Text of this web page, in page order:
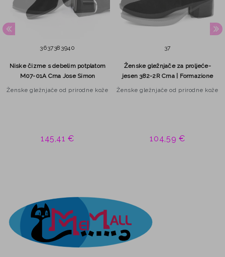
363738 3940
Niske čizme s debelim potplatom
M07-01A Crna Jose Simon
Ženske gležnjače od prirodne kože
145,41 €
37
Ženske gležnjače za proljeće-
jesen 382-2R Crna | Formazione
Ženske gležnjače od prirodne kože
104,59 €